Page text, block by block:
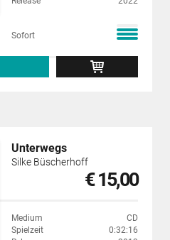
Sofort
Unterwegs
Silke Büscherhoff
€ 15,00
Medium
CD
Spielzeit
0:32:16